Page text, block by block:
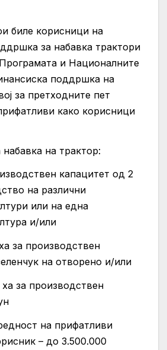
биле корисници на
за набавка трактори
и Националните
поддршка на
за претходните пет
како корисници
на трактор:
капацитет од 2
на различни
или на една
и/или
за производствен
на отворено и/или
за производствен
на прифатливи
– до 3.500.000